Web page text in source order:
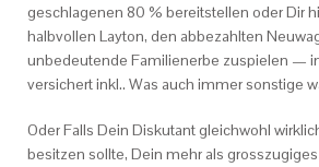
geschlagenen 80 % bereitstellen oder Dir
halbvollen Layton, den abbezahlten
unbedeutende Familienerbe zuspielen —
versichert inkl.. Was auch immer sonstige
Oder Falls Dein Diskutant gleichwohl
besitzen sollte, Dein mehr als